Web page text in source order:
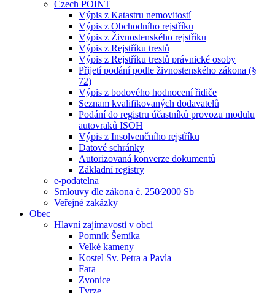
Czech POINT
Výpis z Katastru nemovitostí
Výpis z Obchodního rejstříku
Výpis z Živnostenského rejstříku
Výpis z Rejstříku trestů
Výpis z Rejstříku trestů právnické osoby
Přijetí podání podle živnostenského zákona (§
72)
Výpis z bodového hodnocení řidiče
Seznam kvalifikovaných dodavatelů
Podání do registru účastníků provozu modulu
autovraků ISOH
Výpis z Insolvenčního rejstříku
Datové schránky
Autorizovaná konverze dokumentů
Základní registry
e-podatelna
Smlouvy dle zákona č. 250⁄2000 Sb
Veřejné zakázky
Obec
Hlavní zajímavosti v obci
Pomník Šemíka
Velké kameny
Kostel Sv. Petra a Pavla
Fara
Zvonice
Tvrze